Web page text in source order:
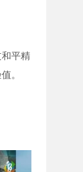
平精
。